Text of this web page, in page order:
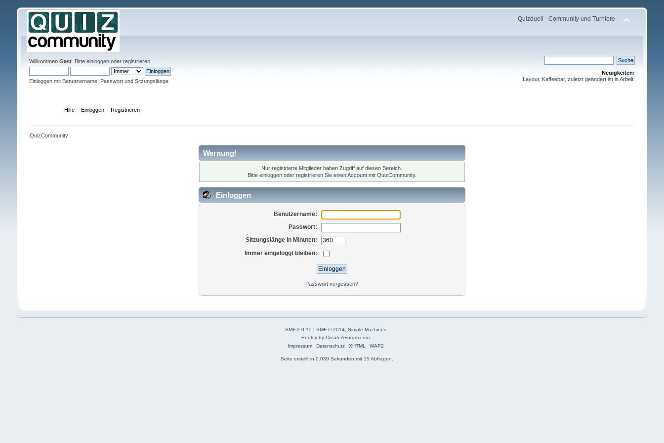
Quizduell - Community und Turniere
Willkommen Gast. Bitte einloggenoder registrieren.
Einloggen mit Benutzername, Passwort und Sitzungslänge
Neuigkeiten:
Layout, Kaffeebar, zuletzt geändert ist in Arbeit.
Hilfe Einloggen Registrieren
QuizCommunity
Warnung!
Nur registrierte Mitglieder haben Zugriff auf diesen Bereich.
Bitte einloggen oder registrieren Sie einen Accountmit QuizCommunity.
Einloggen
Benutzername:
Passwort:
Sitzungslänge in Minuten:
Immer eingeloggt bleiben:
Passwort vergessen?
SMF 2.0.15 | SMF © 2014, Simple Machines
Enotify byCreateAForum.com
Impressum
Datenschutz XHTML WAP2
Seite erstellt in 0.039 Sekunden mit 15 Abfragen.